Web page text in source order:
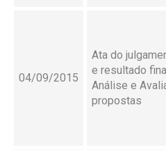
04/09/2015
Ata do
e resultado
Análise e
propostas